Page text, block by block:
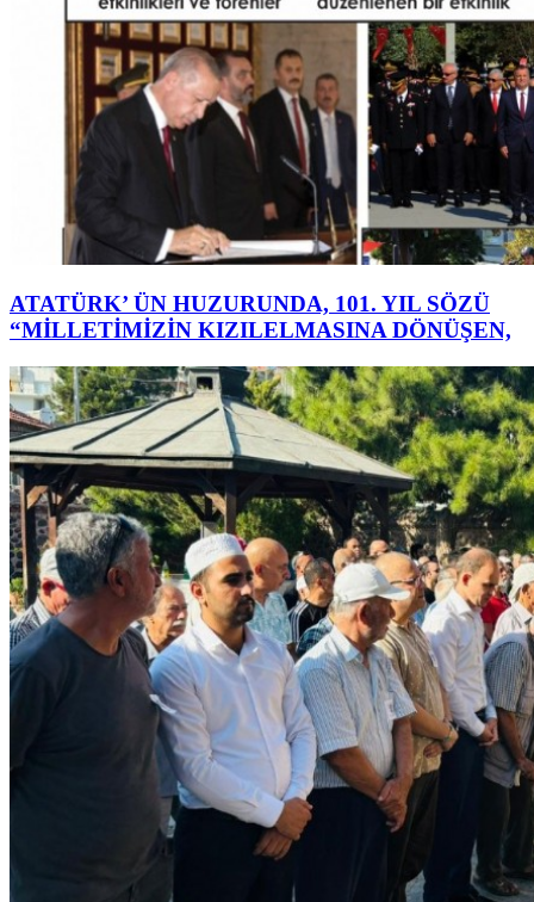
ATATÜRK’ ÜN HUZURUNDA, 101. YIL SÖZÜ
“MİLLETİMİZİN KIZILELMASINA DÖNÜŞEN,